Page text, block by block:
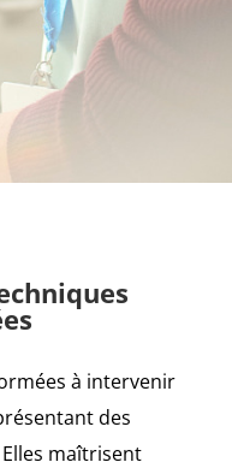
à intervenir
des
maîtrisent